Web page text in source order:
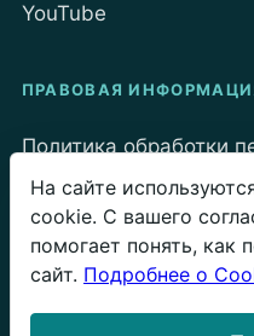
YouTube
ПРАВОВАЯ
Политика обработки
Политика Cookie
Пользовательское
Публичная оферта
На сайте
cookie. С вашего
помогает понять, как
сайт. Подробнее о